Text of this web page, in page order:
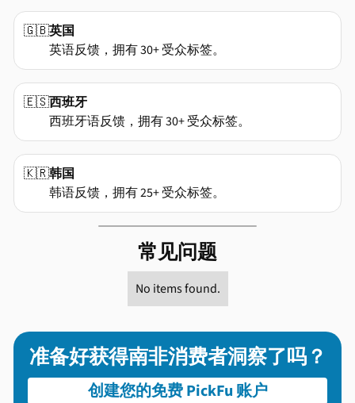
🇬🇧英国
英语反馈，拥有 30+ 受众标签。
🇪🇸西班牙
西班牙语反馈，拥有 30+ 受众标签。
🇰🇷韩国
韩语反馈，拥有 25+ 受众标签。
常见问题
No items found.
准备好获得南非消费者洞察了吗？
创建您的免费 PickFu 账户